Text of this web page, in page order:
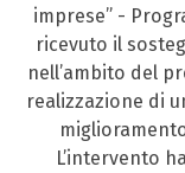
imprese” -
ricevuto il
nell’ambito del
realizzazione di
L’intervento